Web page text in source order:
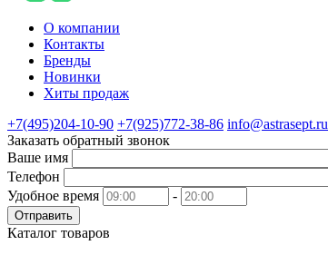
О компании
Контакты
Бренды
Новинки
Хиты продаж
+7(495)204-10-90 +7(925)772-38-86 info@astrasept.ru
Заказать обратный звонок
Ваше имя
Телефон
Удобное время
-
Отправить
Каталог товаров